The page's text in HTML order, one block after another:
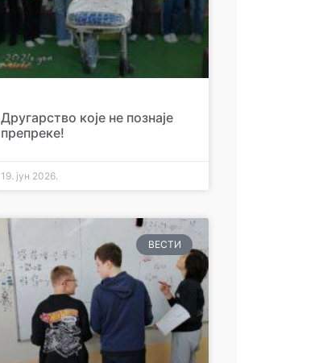
Другарство које не познаје
препреке!
19. јун 2026.
ВЕСТИ